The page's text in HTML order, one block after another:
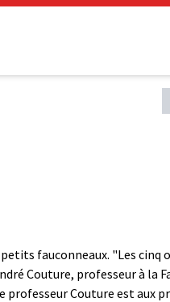
fauconneaux. "Les cinq
Couture, professeur à la
Couture est aux